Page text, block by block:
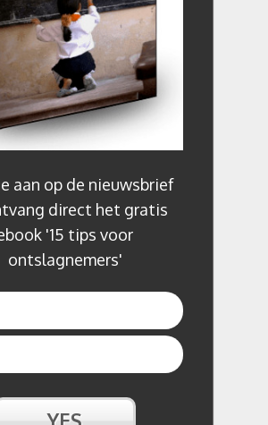
aan op de nieuwsbrief
direct het gratis
'15 tips voor
ontslagnemers'